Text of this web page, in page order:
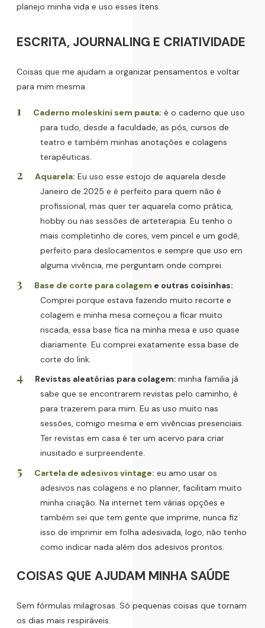
planejo minha vida e uso esses ítens.
ESCRITA, JOURNALING E CRIATIVIDADE
Coisas que me ajudam a organizar pensamentos e voltar
para mim mesma.
Caderno moleskini sem pauta: é o caderno que uso
para tudo, desde a faculdade, as pós, cursos de
teatro e também minhas anotações e colagens
terapêuticas.
Aquarela: Eu uso esse estojo de aquarela desde
Janeiro de 2025 e é perfeito para quem não é
profissional, mas quer ter aquarela como prática,
hobby ou nas sessões de arteterapia. Eu tenho o
mais completinho de cores, vem pincel e um godê,
perfeito para deslocamentos e sempre que uso em
alguma vivência, me perguntam onde comprei.
Base de corte para colagem e outras coisinhas:
Comprei porque estava fazendo muito recorte e
colagem e minha mesa começou a ficar muito
riscada, essa base fica na minha mesa e uso quase
diariamente. Eu comprei exatamente essa base de
corte do link.
Revistas aleatórias para colagem: minha familia já
sabe que se encontrarem revistas pelo caminho, é
para trazerem para mim. Eu as uso muito nas
sessões, comigo mesma e em vivências presenciais.
Ter revistas em casa é ter um acervo para criar
inusitado e surpreendente.
Cartela de adesivos vintage: eu amo usar os
adesivos nas colagens e no planner, facilitam muito
minha criação. Na internet tem várias opções e
também sei que tem gente que imprime, nunca fiz
isso de imprimir em folha adesivada, logo, não tenho
como indicar nada além dos adesivos prontos.
COISAS QUE AJUDAM MINHA SAÚDE
Sem fórmulas milagrosas. Só pequenas coisas que tornam
os dias mais respiráveis.